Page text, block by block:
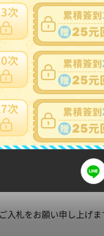
入札をお願い申し上げま